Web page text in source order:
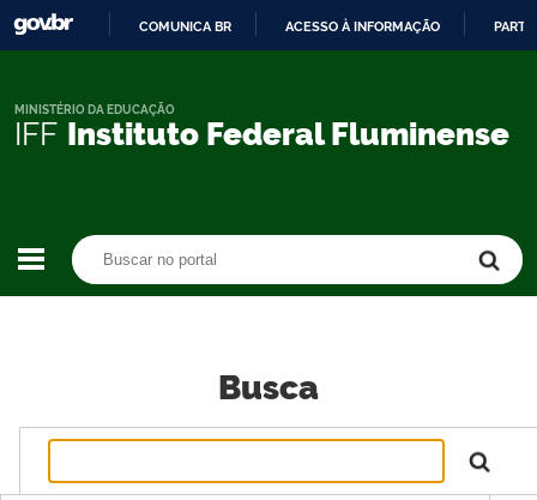
CONTEÚDO
COMUNICA BR ACESSO À INFORMAÇÃO
IFF Instituto Federal Fluminense
MINISTÉRIO DA EDUCAÇÃO
Busca